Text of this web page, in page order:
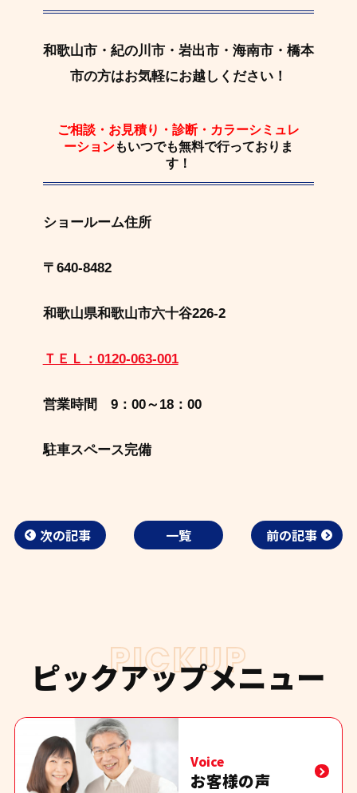
和歌山市・紀の川市・岩出市・海南市・橋本
市の方はお気軽にお越しください！
ご相談・お見積り・診断・カラーシミュレ
ーションもいつでも無料で行っておりま
す！
ショールーム住所
〒640-8482
和歌山県和歌山市六十谷226-2
ＴＥＬ：0120-063-001
営業時間 9：00～18：00
駐車スペース完備
次の記事 一覧 前の記事
PICKUP
ピックアップメニュー
Voice
お客様の声